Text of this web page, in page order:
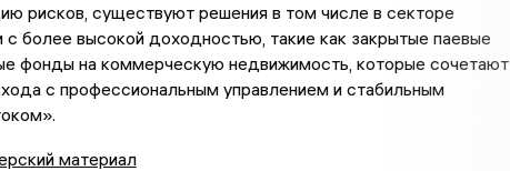
рисков, существуют решения в том числе в секторе
более высокой доходностью, такие как закрытые паевые
фонды на коммерческую недвижимость, которые сочетают
с профессиональным управлением и стабильным
материал